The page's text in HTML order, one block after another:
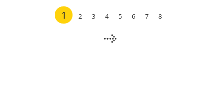
1 2 3 4 5 6 7 8